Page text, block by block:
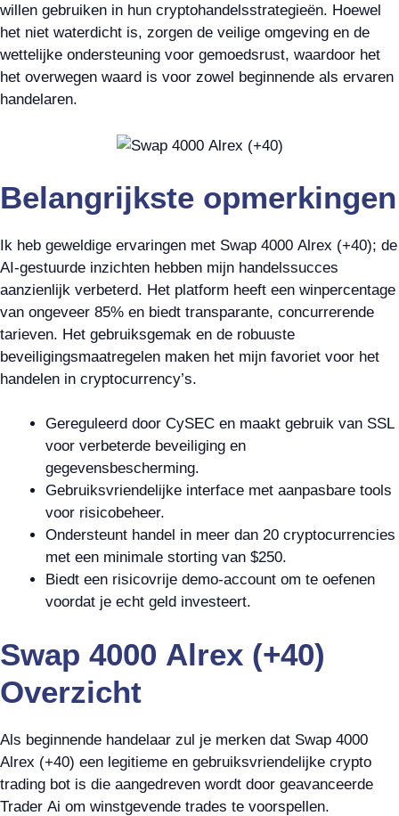
willen gebruiken in hun cryptohandelsstrategieën. Hoewel
het niet waterdicht is, zorgen de veilige omgeving en de
wettelijke ondersteuning voor gemoedsrust, waardoor het
het overwegen waard is voor zowel beginnende als ervaren
handelaren.
Belangrijkste opmerkingen
Ik heb geweldige ervaringen met Swap 4000 Alrex (+40); de
AI-gestuurde inzichten hebben mijn handelssucces
aanzienlijk verbeterd. Het platform heeft een winpercentage
van ongeveer 85% en biedt transparante, concurrerende
tarieven. Het gebruiksgemak en de robuuste
beveiligingsmaatregelen maken het mijn favoriet voor het
handelen in cryptocurrency’s.
Gereguleerd door CySEC en maakt gebruik van SSL
voor verbeterde beveiliging en
gegevensbescherming.
Gebruiksvriendelijke interface met aanpasbare tools
voor risicobeheer.
Ondersteunt handel in meer dan 20 cryptocurrencies
met een minimale storting van $250.
Biedt een risicovrije demo-account om te oefenen
voordat je echt geld investeert.
Swap 4000 Alrex (+40)
Overzicht
Als beginnende handelaar zul je merken dat Swap 4000
Alrex (+40) een legitieme en gebruiksvriendelijke crypto
trading bot is die aangedreven wordt door geavanceerde
Trader Ai om winstgevende trades te voorspellen.